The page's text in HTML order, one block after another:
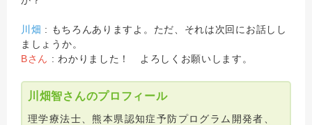
川畑 : もちろんありますよ。ただ、それは次回にお話しし
ましょうか。
Bさん : わかりました！ よろしくお願いします。
川畑智さんのプロフィール
理学療法士、熊本県認知症予防プログラム開発者、